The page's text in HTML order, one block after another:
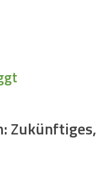
Zukünftiges,